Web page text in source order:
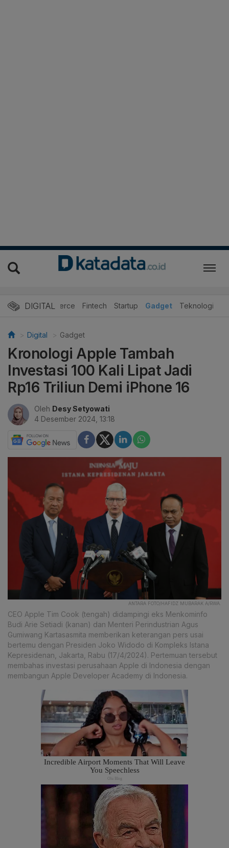
DIGITAL
E-Commerce Fintech Startup Gadget Teknologi
Digital Gadget
Kronologi Apple Tambah
Investasi 100 Kali Lipat Jadi
Rp16 Triliun Demi iPhone 16
Oleh Desy Setyowati
4 Desember 2024, 13:18
ANTARA FOTO/HAFIDZ MUBARAK A/RWA.
CEO Apple Tim Cook (tengah) didampingi eks Menkominfo
Budi Arie Setiadi (kanan) dan Menteri Perindustrian Agus
Gumiwang Kartasasmita memberikan keterangan pers usai
bertemu dengan Presiden Joko Widodo di Kompleks Istana
Kepresidenan, Jakarta, Rabu (17/4/2024). Pertemuan tersebut
membahas investasi perusahaan Apple di Indonesia dengan
membangun Apple Developer Academy di Indonesia.